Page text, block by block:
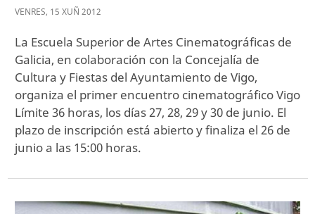
VENRES, 15 XUÑ 2012
La Escuela Superior de Artes Cinematográficas de
Galicia, en colaboración con la Concejalía de
Cultura y Fiestas del Ayuntamiento de Vigo,
organiza el primer encuentro cinematográfico Vigo
Límite 36 horas, los días 27, 28, 29 y 30 de junio. El
plazo de inscripción está abierto y finaliza el 26 de
junio a las 15:00 horas.